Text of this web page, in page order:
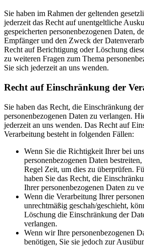
Sie haben im Rahmen der geltenden
jederzeit das Recht auf unentgeltliche
gespeicherten personenbezogenen Daten,
Empfänger und den Zweck der
Recht auf Berichtigung oder Löschung
zu weiteren Fragen zum Thema
Sie sich jederzeit an uns wenden.
Recht auf Einschränkung der
Sie haben das Recht, die Einschränkung
personenbezogenen Daten zu verlangen.
jederzeit an uns wenden. Das Recht auf
Verarbeitung besteht in folgenden Fällen:
Wenn Sie die Richtigkeit Ihrer bei
personenbezogenen Daten
Regel Zeit, um dies zu überprüfen.
haben Sie das Recht, die
Ihrer personenbezogenen Daten zu
Wenn die Verarbeitung Ihrer
unrechtmäßig geschah/geschieht,
Löschung die Einschränkung der
verlangen.
Wenn wir Ihre personenbezogenen
benötigen, Sie sie jedoch zur